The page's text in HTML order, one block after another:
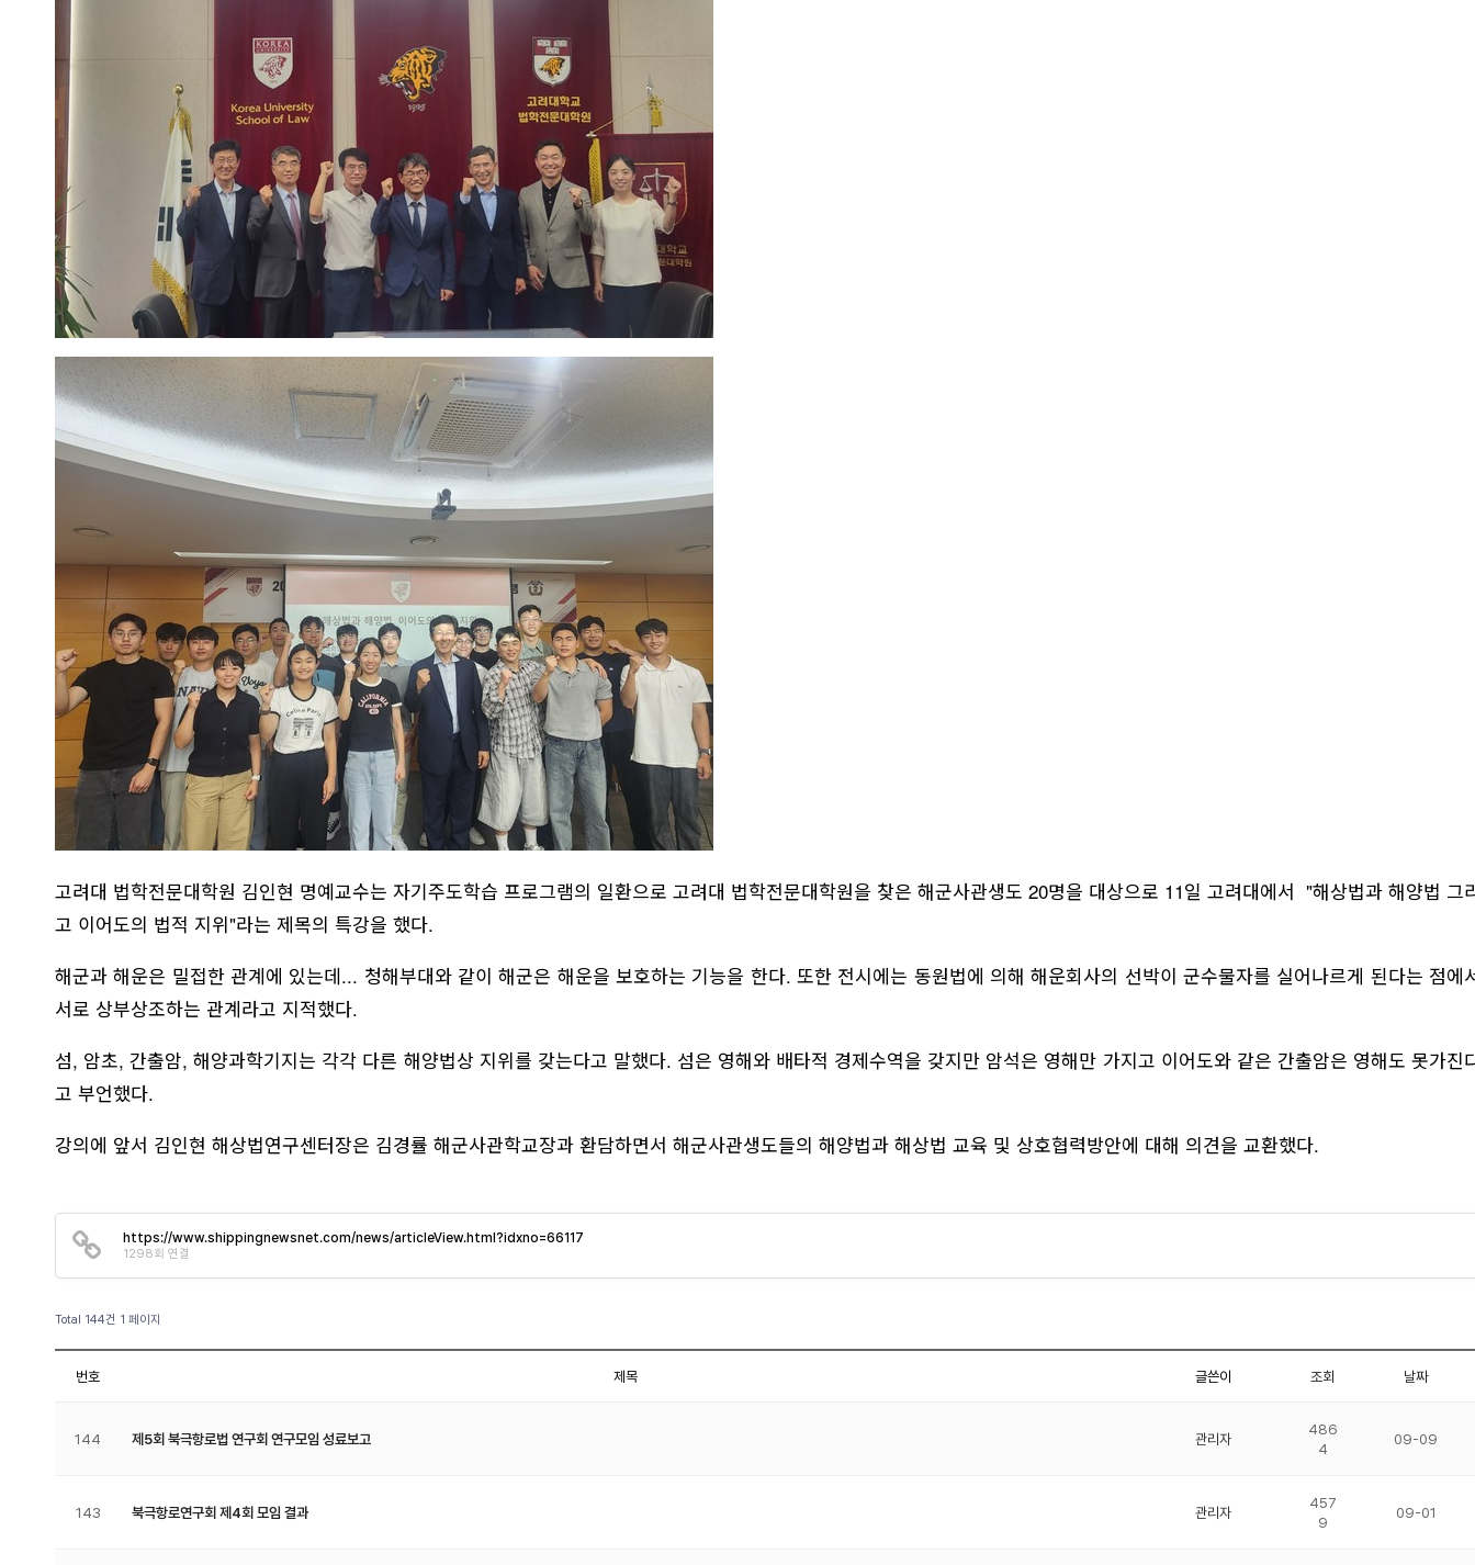
고려대 법학전문대학원 김인현 명예교수는 자기주도학습 프로그램의 일환으로 고려대 법학전문대학원을 찾은 해군사관생도 20명을 대상으로 11일 고려대에서 "해상법과 해양법 그
고 이어도의 법적 지위"라는 제목의 특강을 했다.
해군과 해운은 밀접한 관계에 있는데... 청해부대와 같이 해군은 해운을 보호하는 기능을 한다. 또한 전시에는 동원법에 의해 해운회사의 선박이 군수물자를 실어나르게 된다는 점에
서로 상부상조하는 관계라고 지적했다.
섬, 암초, 간출암, 해양과학기지는 각각 다른 해양법상 지위를 갖는다고 말했다. 섬은 영해와 배타적 경제수역을 갖지만 암석은 영해만 가지고 이어도와 같은 간출암은 영해도 못가진
고 부언했다.
강의에 앞서 김인현 해상법연구센터장은 김경률 해군사관학교장과 환담하면서 해군사관생도들의 해양법과 해상법 교육 및 상호협력방안에 대해 의견을 교환했다.
https://www.shippingnewsnet.com/news/articleView.html?idxno=66117
1298회 연결
Total 144건 1 페이지
번호 제목 글쓴이 조회 날짜
144 제5회 북극항로법 연구회 연구모임 성료보고 관리자
486
4
09-09
143 북극항로연구회 제4회 모임 결과 관리자
457
9
09-01